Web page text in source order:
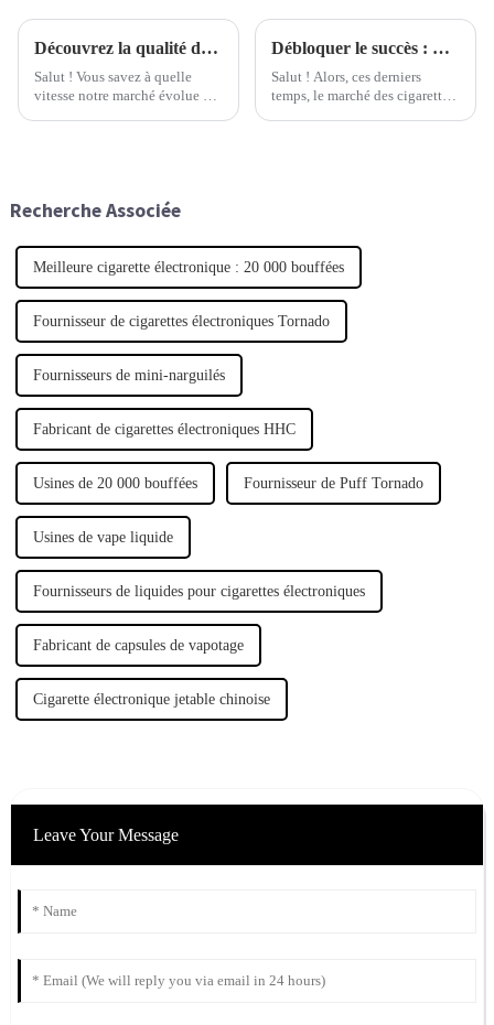
Découvrez la qualité de la fabrication chinoise avec Best Disposable Pod comme partenaire mondial
Salut ! Vous savez à quelle
vitesse notre marché évolue ces
Débloquer le succès : Guide du débutant pour lancer sa propre marque de cigarettes électroniques en marque blanche
Salut ! Alors, ces derniers
temps, le marché des cigarettes
Recherche Associée
Meilleure cigarette électronique : 20 000 bouffées
Fournisseur de cigarettes électroniques Tornado
Fournisseurs de mini-narguilés
Fabricant de cigarettes électroniques HHC
Usines de 20 000 bouffées Fournisseur de Puff Tornado
Usines de vape liquide
Fournisseurs de liquides pour cigarettes électroniques
Fabricant de capsules de vapotage
Cigarette électronique jetable chinoise
Leave Your Message